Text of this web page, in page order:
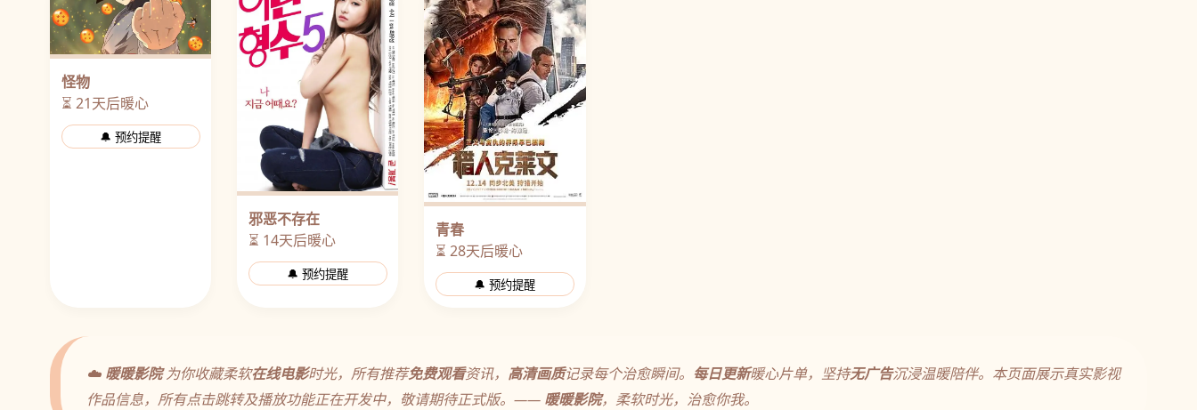
怪物
⏳ 21天后暖心
🔔 预约提醒
邪恶不存在
⏳ 14天后暖心
🔔 预约提醒
青春
⏳ 28天后暖心
🔔 预约提醒
☁️ 暖暖影院为你收藏柔软在线电影时光，所有推荐免费观看资讯， 高清画质记录每个治愈瞬间。 每日更新暖心片单，坚持无广告沉浸温暖陪伴。本页面展示真实影视
作品信息，所有点击跳转及播放功能正在开发中，敬请期待正式版。—— 暖暖影院，柔软时光，治愈你我。